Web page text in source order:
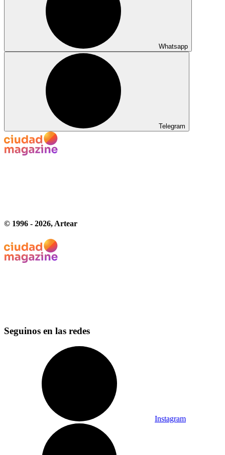
Whatsapp
Telegram
© 1996 - 2026, Artear
Seguinos en las redes
Instagram